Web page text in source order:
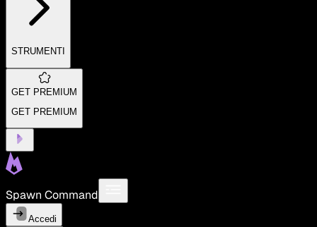
STRUMENTI
GET PREMIUM
GET PREMIUM
Spawn Command
Accedi